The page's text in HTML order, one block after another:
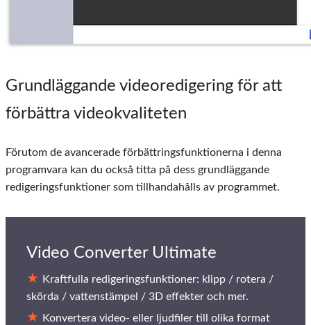
Grundläggande videoredigering för att
förbättra videokvaliteten
Förutom de avancerade förbättringsfunktionerna i denna
programvara kan du också titta på dess grundläggande
redigeringsfunktioner som tillhandahålls av programmet.
Video Converter Ultimate
Kraftfulla redigeringsfunktioner: klipp / rotera /
skörda / vattenstämpel / 3D effekter och mer.
Konvertera video- eller ljudfiler till olika format